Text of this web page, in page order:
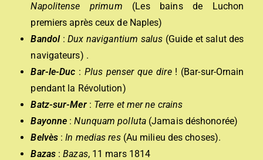
Napolitense primum (Les bains de Luchon
premiers après ceux de Naples)
Bandol:Dux navigantium salus (Guide et salut des
navigateurs) .
Bar-le-Duc : Plus penser que dire! (Bar-sur-Ornain
pendant la Révolution)
Batz-sur-Mer : Terre et mer ne crains
Bayonne :Nunquam polluta(Jamais déshonorée)
Belvès :In medias res(Au milieu des choses).
Bazas:Bazas, 11 mars 1814